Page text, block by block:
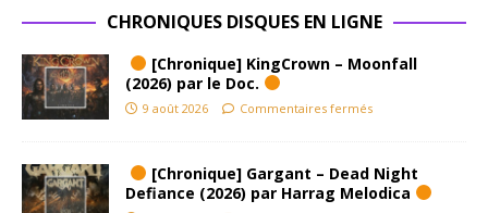
CHRONIQUES DISQUES EN LIGNE
[Chronique] KingCrown – Moonfall
(2026) par le Doc.
9 août 2026 Commentaires fermés
[Chronique] Gargant – Dead Night
Defiance (2026) par Harrag Melodica